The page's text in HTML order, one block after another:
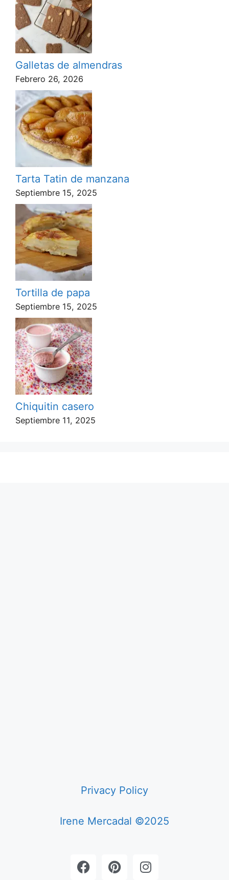
Galletas de almendras
Febrero 26, 2026
Tarta Tatin de manzana
Septiembre 15, 2025
Tortilla de papa
Septiembre 15, 2025
Chiquitin casero
Septiembre 11, 2025
Privacy Policy
Irene Mercadal ©2025